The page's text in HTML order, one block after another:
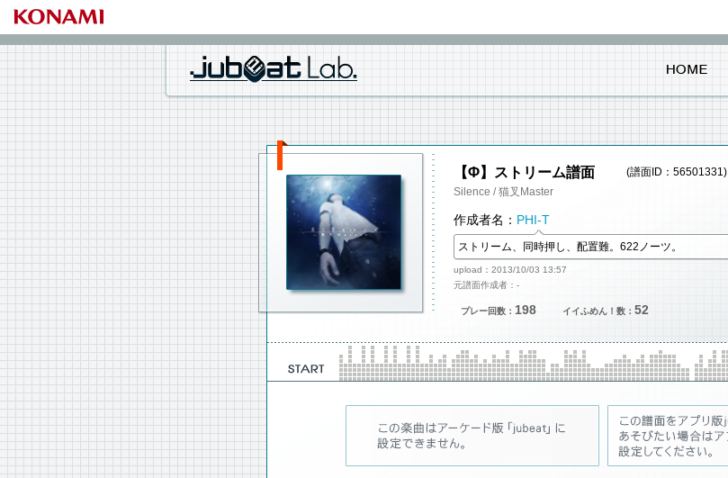
【Φ】ストリーム譜面
(譜面ID：56501331)
Silence / 猫叉Master
作成者名： PHI-T
ストリーム、同時押し、配置難。622ノーツ。
upload：2013/10/03 13:57
元譜面作成者：-
プレー回数： 198 イイふめん！数： 52